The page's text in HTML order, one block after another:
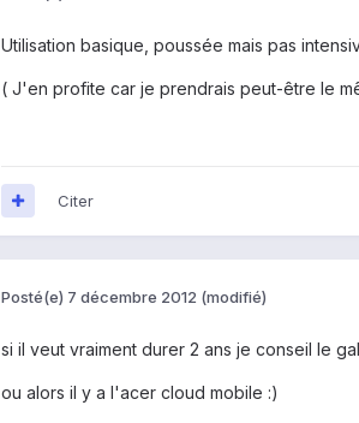
Utilisation basique, poussée mais pas
( J'en profite car je prendrais peut-être le
Citer
Posté(e) 7 décembre 2012 (modifié)
si il veut vraiment durer 2 ans je conseil le
ou alors il y a l'acer cloud mobile :)